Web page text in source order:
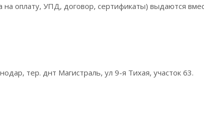
оплату, УПД, договор, сертификаты) выдаются
тер. днт Магистраль, ул 9-я Тихая, участок 63.